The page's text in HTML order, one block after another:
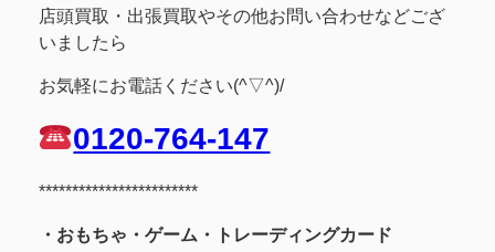
店頭買取・出張買取やその他お問い合わせなどござ
いましたら
お気軽にお電話ください(^▽^)/
0120-764-147
************************
・おもちゃ・ゲーム・トレーディングカード